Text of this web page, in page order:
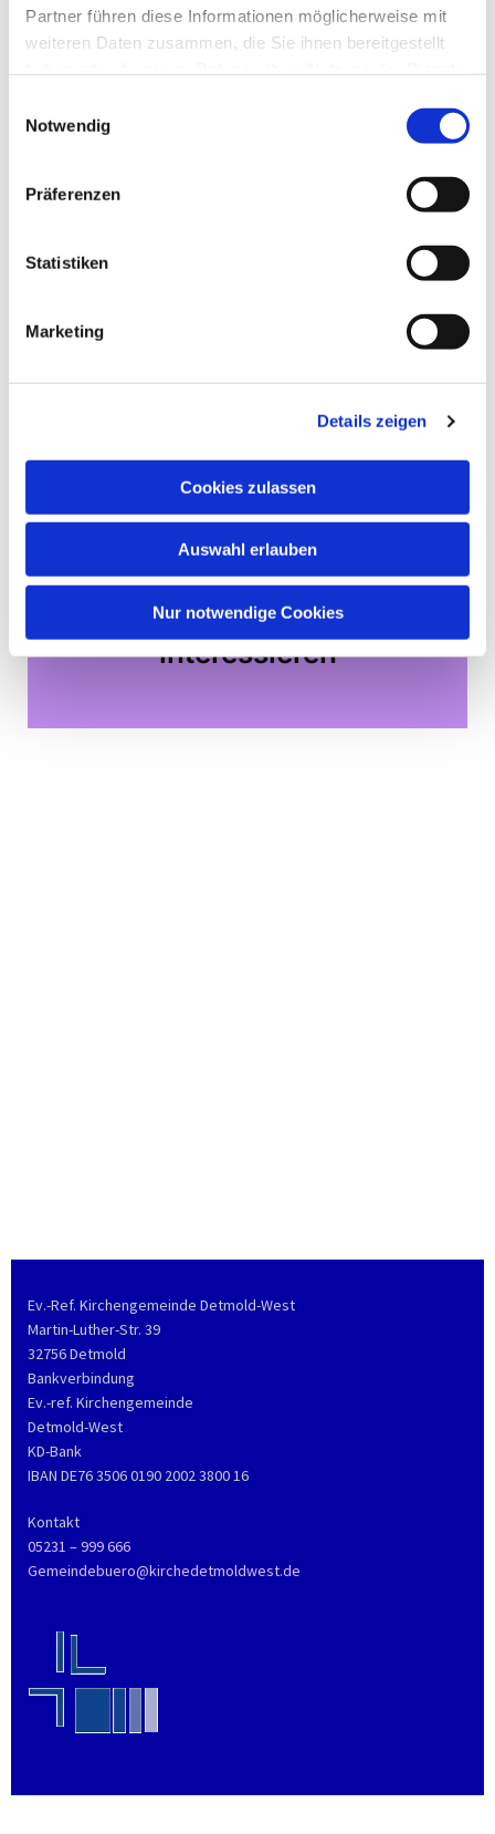
Partner führen diese Informationen möglicherweise mit
weiteren Daten zusammen, die Sie ihnen bereitgestellt
Notwendig
Präferenzen
Statistiken
Marketing
Details zeigen
Cookies zulassen
Auswahl erlauben
Nur notwendige Cookies
Tel.: 01758166068
Dies könnte Sie auch
interessieren
Ev.-Ref. Kirchengemeinde Detmold-West
Martin-Luther-Str. 39
32756 Detmold
Bankverbindung
Ev.-ref. Kirchengemeinde
Detmold-West
KD-Bank
IBAN DE76 3506 0190 2002 3800 16
Kontakt
05231 – 999 666
Gemeindebuero@kirchedetmoldwest.de